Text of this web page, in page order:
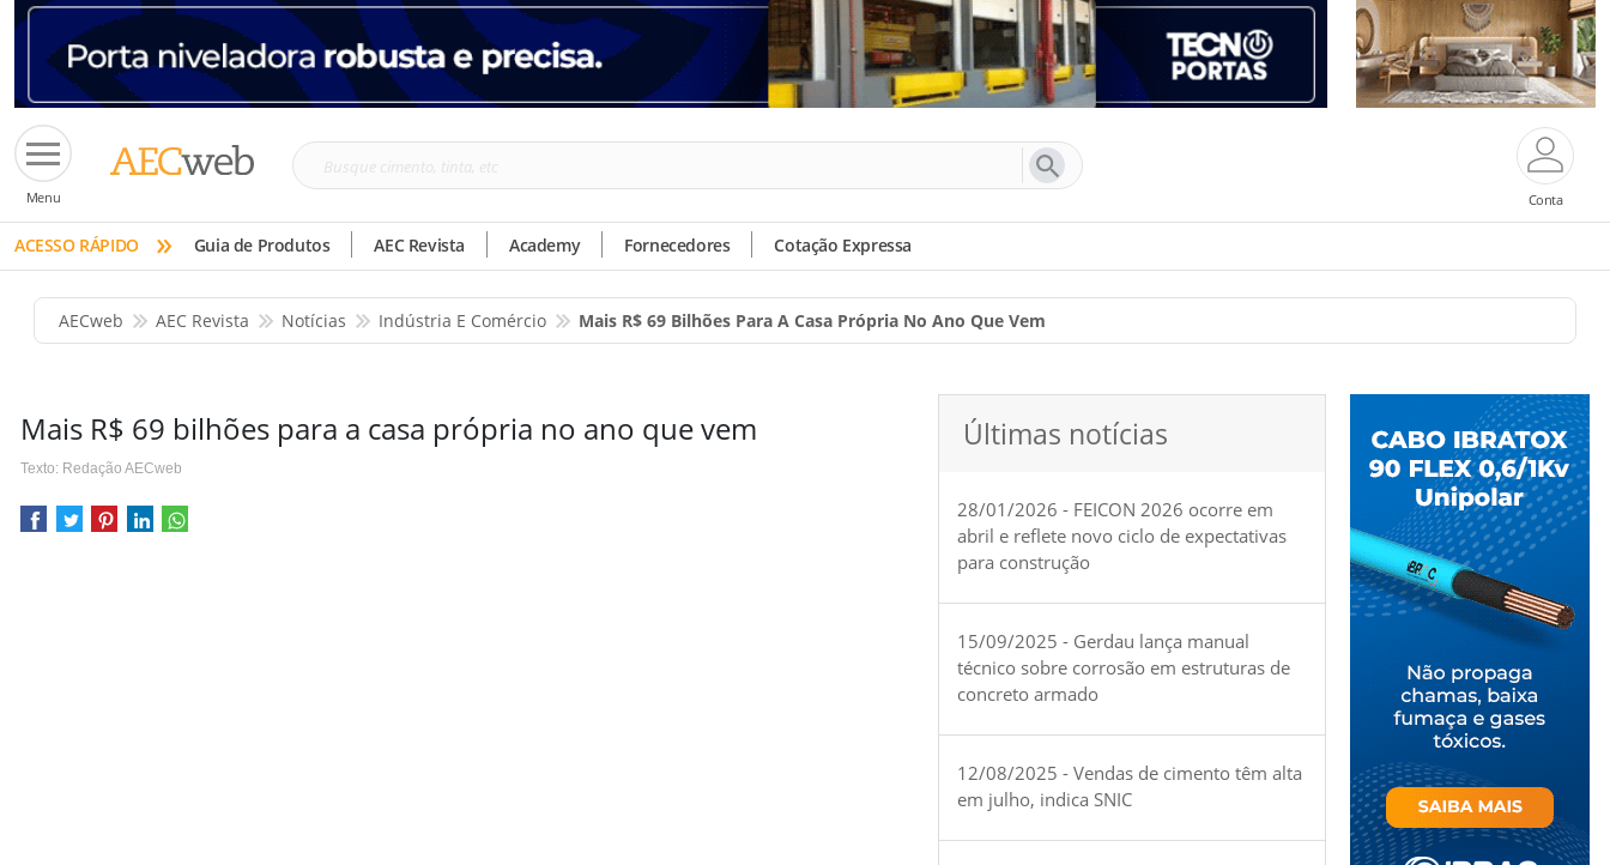
Menu
Busque
tinta,
etc
Conta
ACESSO RÁPIDO » Guia de Produtos AEC Revista Academy Fornecedores Cotação Expressa
AECweb AEC Revista Notícias Indústria E Comércio Mais R$ 69 Bilhões Para A Casa Própria No Ano Que Vem
Mais R$ 69 bilhões para a casa própria no ano que vem
Texto: Redação AECweb
Últimas notícias
28/01/2026 - FEICON 2026 ocorre em
abril e reflete novo ciclo de expectativas
para construção
15/09/2025 - Gerdau lança manual
técnico sobre corrosão em estruturas de
concreto armado
12/08/2025 - Vendas de cimento têm alta
em julho, indica SNIC